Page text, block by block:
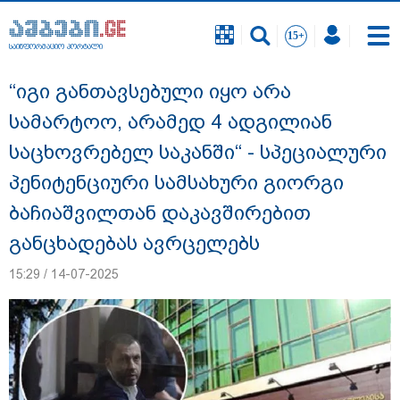
საინფორმაციო პორტალი
"ახლა მე ერთი წინადადება რომ ვთქვა,
ის გახდის ნათელს, თუ რატომ იყო ნია
იმნაძე წამქეზებელი, ნია იმნაძისგან
გამოსული ინფორმაციაა ეს... მას
საინფორმაციო პორტალი
“იგი განთავსებული იყო არა
სამარტოო, არამედ 4 ადგილიან
საცხოვრებელ საკანში“ - სპეციალური
პენიტენციური სამსახური გიორგი
ბაჩიაშვილთან დაკავშირებით
განცხადებას ავრცელებს
15:29 / 14-07-2025